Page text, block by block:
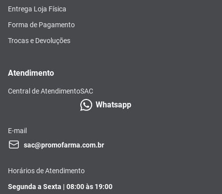
Entrega Loja Física
Forma de Pagamento
Trocas e Devoluções
Atendimento
Central de AtendimentoSAC
Whatsapp
E-mail
sac@promofarma.com.br
Horários de Atendimento
Segunda a Sexta | 08:00 às 19:00